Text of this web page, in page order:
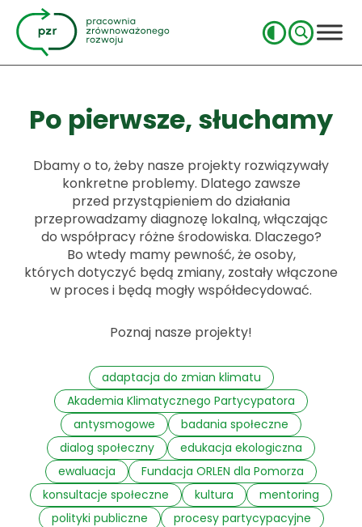
Po pierwsze, słuchamy
Dbamy o to, żeby nasze projekty rozwiązywały
konkretne problemy. Dlatego zawsze
przed przystąpieniem do działania
przeprowadzamy diagnozę lokalną, włączając
do współpracy różne środowiska. Dlaczego?
Bo wtedy mamy pewność, że osoby,
których dotyczyć będą zmiany, zostały włączone
w proces i będą mogły współdecydować.
Poznaj nasze projekty!
adaptacja do zmian klimatu
Akademia Klimatycznego Partycypatora
antysmogowe
badania społeczne
dialog społeczny
edukacja ekologiczna
ewaluacja
Fundacja ORLEN dla Pomorza
konsultacje społeczne
kultura
mentoring
polityki publiczne
procesy partycypacyjne